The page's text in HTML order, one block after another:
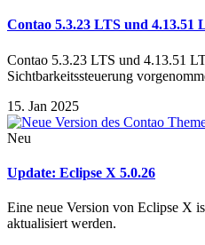
Contao 5.3.23 LTS und
Contao 5.3.23 LTS und 4.13.51
Sichtbarkeitssteuerung
15. Jan 2025
Neu
Update: Eclipse X 5.0.26
Eine neue Version von Eclipse X
aktualisiert werden.